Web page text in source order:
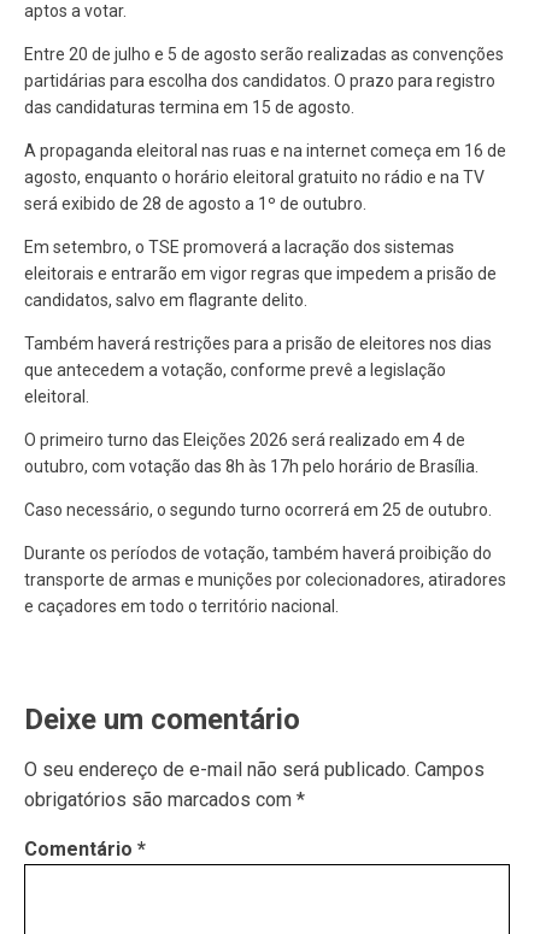
aptos a votar.
Entre 20 de julho e 5 de agosto serão realizadas as convenções
partidárias para escolha dos candidatos. O prazo para registro
das candidaturas termina em 15 de agosto.
A propaganda eleitoral nas ruas e na internet começa em 16 de
agosto, enquanto o horário eleitoral gratuito no rádio e na TV
será exibido de 28 de agosto a 1º de outubro.
Em setembro, o TSE promoverá a lacração dos sistemas
eleitorais e entrarão em vigor regras que impedem a prisão de
candidatos, salvo em flagrante delito.
Também haverá restrições para a prisão de eleitores nos dias
que antecedem a votação, conforme prevê a legislação
eleitoral.
O primeiro turno das Eleições 2026 será realizado em 4 de
outubro, com votação das 8h às 17h pelo horário de Brasília.
Caso necessário, o segundo turno ocorrerá em 25 de outubro.
Durante os períodos de votação, também haverá proibição do
transporte de armas e munições por colecionadores, atiradores
e caçadores em todo o território nacional.
Deixe um comentário
O seu endereço de e-mail não será publicado. Campos
obrigatórios são marcados com *
Comentário *